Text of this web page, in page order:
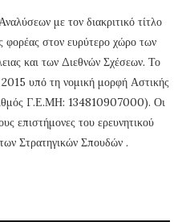
με τον διακριτικό τίτλο
φορέας στον ευρύτερο χώρο των
και των Διεθνών Σχέσεων. Το
υπό τη νομική μορφή Αστικής
Γ.Ε.ΜΗ: 134810907000). Οι
επιστήμονες του ερευνητικού
Στρατηγικών Σπουδών .